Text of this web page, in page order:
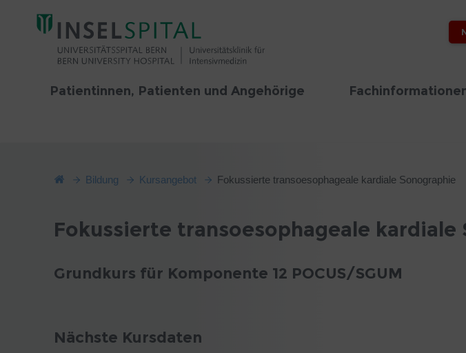
Patientinnen, Patienten und Angehörige
Bildung Kursangebot Fokussierte transoesophageale kardiale Sonographie
Fokussierte transoesophageale kardiale
Grundkurs für Komponente 12 POCUS/SGUM
Nächste Kursdaten